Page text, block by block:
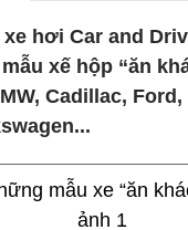
hơi Car and
xế hộp “ăn
Cadillac, Ford,